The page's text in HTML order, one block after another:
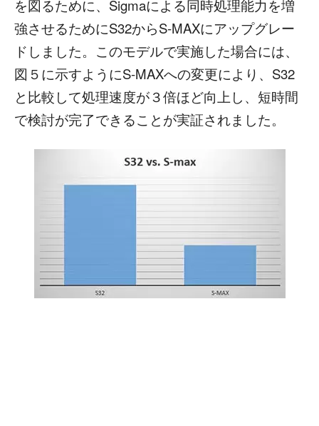
を図るために、Sigmaによる同時処理能力を増
強させるためにS32からS-MAXにアップグレー
ドしました。このモデルで実施した場合には、
図５に示すようにS-MAXへの変更により、S32
と比較して処理速度が３倍ほど向上し、短時間
で検討が完了できることが実証されました。